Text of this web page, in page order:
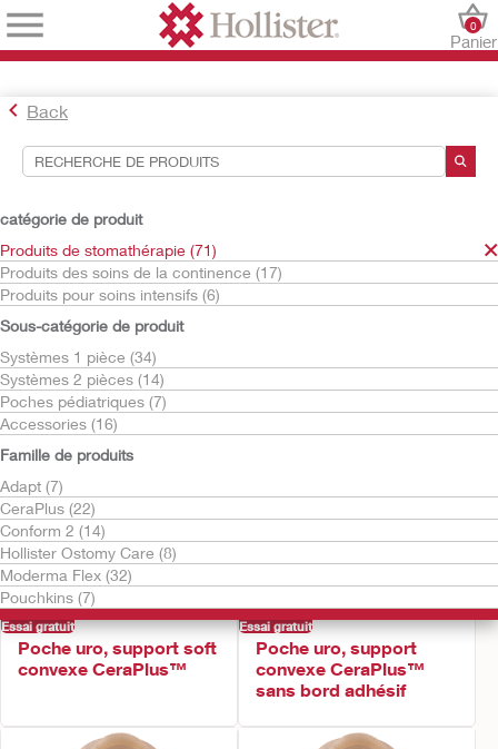
Panier
0
Back
catégorie de produit
Produits de stomathérapie (71)
Produits des soins de la continence (17)
Produits pour soins intensifs (6)
Sous-catégorie de produit
Systèmes 1 pièce (34)
Systèmes 2 pièces (14)
Poches pédiatriques (7)
Accessories (16)
Famille de produits
Adapt (7)
CeraPlus (22)
Conform 2 (14)
Hollister Ostomy Care (8)
Moderma Flex (32)
Pouchkins (7)
Outils de recherche
Vos sélections:
Produits de stomathérapie
Votre sélection correspond à71résultats
Trier par:
Essai gratuit
Poche uro, support soft
convexe CeraPlus™
Essai gratuit
Poche uro, support
convexe CeraPlus™
sans bord adhésif